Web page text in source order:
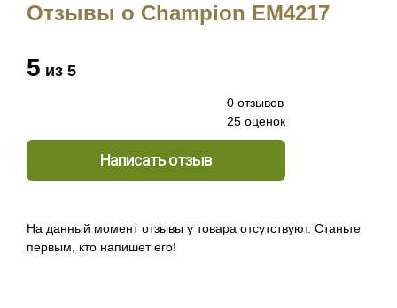
Отзывы о Champion EM4217
5 из 5
0 отзывов
25 оценок
Написать отзыв
На данный момент отзывы у товара отсутствуют. Станьте
первым, кто напишет его!